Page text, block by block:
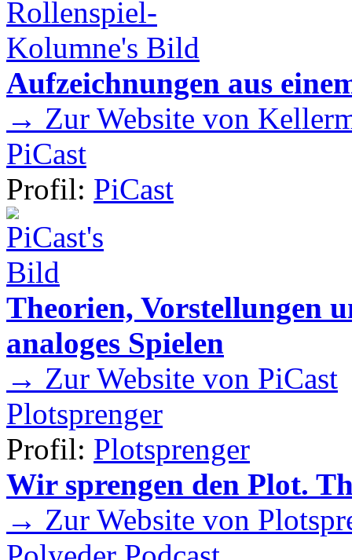
Aufzeichnungen aus
→ Zur Website von
PiCast
Profil: PiCast
Theorien, Vorstellungen
analoges Spielen
→ Zur Website von PiCast
Plotsprenger
Profil: Plotsprenger
Wir sprengen den Plot.
→ Zur Website von